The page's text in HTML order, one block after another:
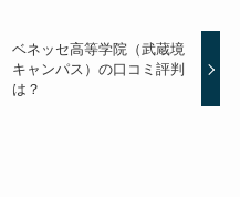
ベネッセ高等学院（武蔵境
キャンパス）の口コミ評判
は？